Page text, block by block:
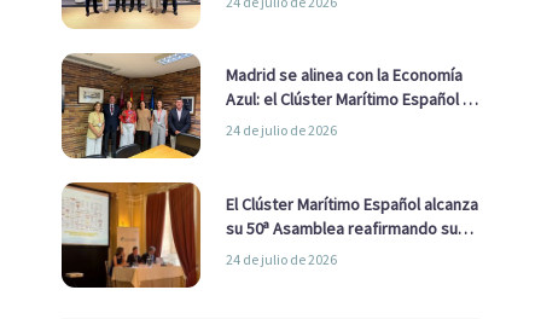
Madrid se alinea con la Economía
Azul: el Clúster Marítimo Español y
la Real Liga Naval avanzan alianzas
24 de julio de 2026
El Clúster Marítimo Español alcanza
su 50ª Asamblea reafirmando su
liderazgo en la Economía Azul
24 de julio de 2026